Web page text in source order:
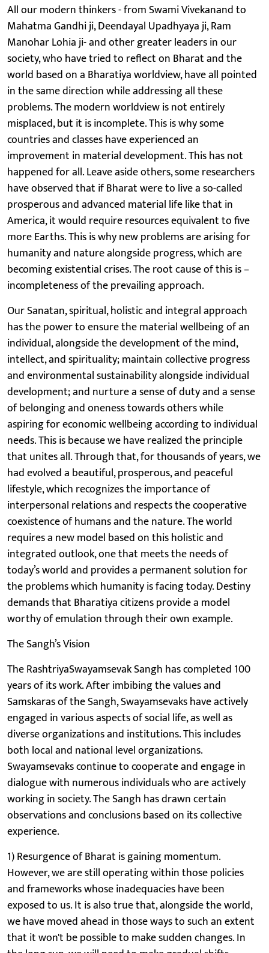
All our modern thinkers - from Swami Vivekanand to
Mahatma Gandhi ji, Deendayal Upadhyaya ji, Ram
Manohar Lohia ji- and other greater leaders in our
society, who have tried to reflect on Bharat and the
world based on a Bharatiya worldview, have all pointed
in the same direction while addressing all these
problems. The modern worldview is not entirely
misplaced, but it is incomplete. This is why some
countries and classes have experienced an
improvement in material development. This has not
happened for all. Leave aside others, some researchers
have observed that if Bharat were to live a so-called
prosperous and advanced material life like that in
America, it would require resources equivalent to five
more Earths. This is why new problems are arising for
humanity and nature alongside progress, which are
becoming existential crises. The root cause of this is –
incompleteness of the prevailing approach.
Our Sanatan, spiritual, holistic and integral approach
has the power to ensure the material wellbeing of an
individual, alongside the development of the mind,
intellect, and spirituality; maintain collective progress
and environmental sustainability alongside individual
development; and nurture a sense of duty and a sense
of belonging and oneness towards others while
aspiring for economic wellbeing according to individual
needs. This is because we have realized the principle
that unites all. Through that, for thousands of years, we
had evolved a beautiful, prosperous, and peaceful
lifestyle, which recognizes the importance of
interpersonal relations and respects the cooperative
coexistence of humans and the nature. The world
requires a new model based on this holistic and
integrated outlook, one that meets the needs of
today’s world and provides a permanent solution for
the problems which humanity is facing today. Destiny
demands that Bharatiya citizens provide a model
worthy of emulation through their own example.
The Sangh’s Vision
The RashtriyaSwayamsevak Sangh has completed 100
years of its work. After imbibing the values and
Samskaras of the Sangh, Swayamsevaks have actively
engaged in various aspects of social life, as well as
diverse organizations and institutions. This includes
both local and national level organizations.
Swayamsevaks continue to cooperate and engage in
dialogue with numerous individuals who are actively
working in society. The Sangh has drawn certain
observations and conclusions based on its collective
experience.
1) Resurgence of Bharat is gaining momentum.
However, we are still operating within those policies
and frameworks whose inadequacies have been
exposed to us. It is also true that, alongside the world,
we have moved ahead in those ways to such an extent
that it won't be possible to make sudden changes. In